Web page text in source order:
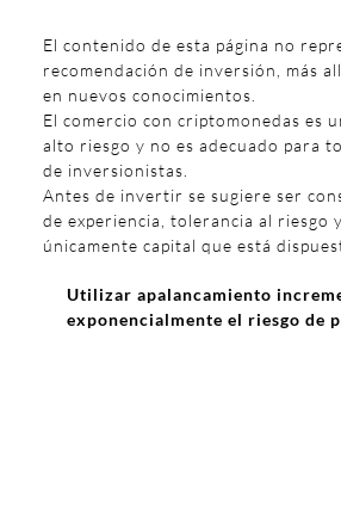
El contenido de esta página no
recomendación de inversión, más
en nuevos conocimientos.
El comercio con criptomonedas es
alto riesgo y no es adecuado para
de inversionistas.
Antes de invertir se sugiere ser
de experiencia, tolerancia al riesgo
únicamente capital que está
Utilizar apalancamiento
exponencialmente el riesgo de